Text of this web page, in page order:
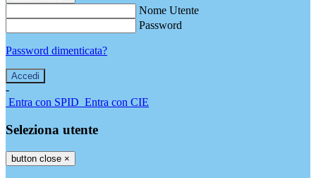
Nome Utente
Password
Password dimenticata?
-
Entra con SPID Entra con CIE
Seleziona utente
button close ×